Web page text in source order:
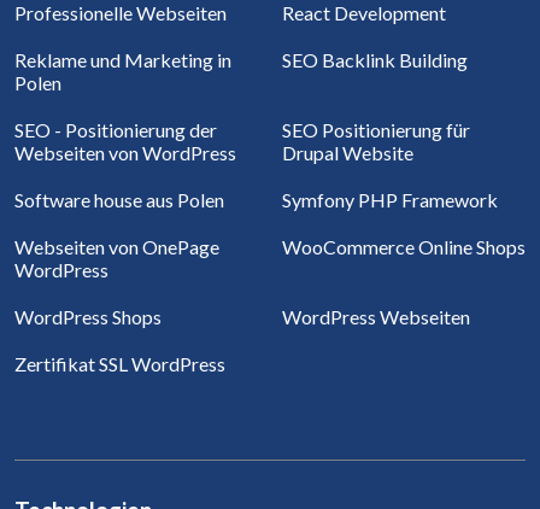
Professionelle Webseiten React Development
Reklame und Marketing in
Polen
SEO Backlink Building
SEO - Positionierung der
Webseiten von WordPress
SEO Positionierung für
Drupal Website
Software house aus Polen Symfony PHP Framework
Webseiten von OnePage
WordPress
WooCommerce Online Shops
WordPress Shops WordPress Webseiten
Zertifikat SSL WordPress